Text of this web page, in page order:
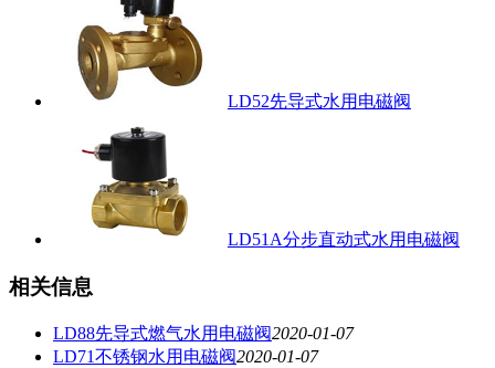
LD52先导式水用电磁阀
LD51A分步直动式水用电磁阀
相关信息
LD88先导式燃气水用电磁阀2020-01-07
LD71不锈钢水用电磁阀2020-01-07